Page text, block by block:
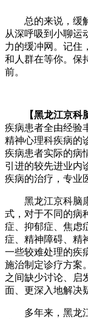
总的来说，缓解
从深呼吸到小聊运
力的缓冲网。记住
和人群在等你。保
前。
【黑龙江京科
疾病患者全由经验
精神心理科疾病的
疾病患者实际的病
引进的较先进业内
疾病的治疗，专业
黑龙江京科脑康
式，对于不同的病
症、抑郁症、焦虑
症、精神障碍、精
一些较难处理的疾
施治制定诊疗方案
之间缺少讨论、启
面、更深入地解决
多年来，黑龙江